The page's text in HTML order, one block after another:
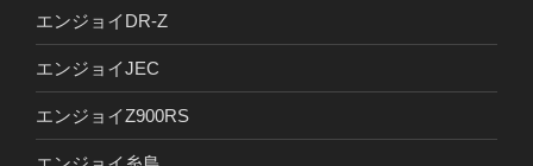
エンジョイDR-Z
エンジョイJEC
エンジョイZ900RS